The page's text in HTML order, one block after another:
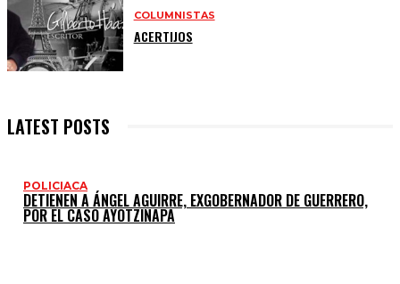
COLUMNISTAS
ACERTIJOS
LATEST POSTS
POLICIACA
DETIENEN A ÁNGEL AGUIRRE, EXGOBERNADOR DE GUERRERO,
POR EL CASO AYOTZINAPA